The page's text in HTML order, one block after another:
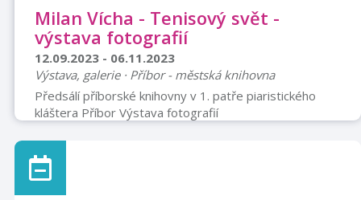
Milan Vícha - Tenisový svět -
výstava fotografií
12.09.2023 - 06.11.2023
Výstava, galerie · Příbor - městská knihovna
Předsálí příborské knihovny v 1. patře piaristického
kláštera Příbor Výstava fotografií